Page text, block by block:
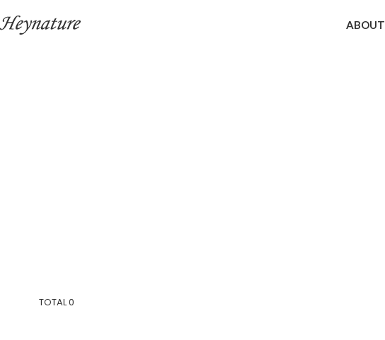
ABOUT
TOTAL0